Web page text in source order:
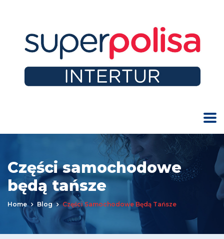
Części samochodowe
będą tańsze
Home Blog Części Samochodowe Będą Tańsze